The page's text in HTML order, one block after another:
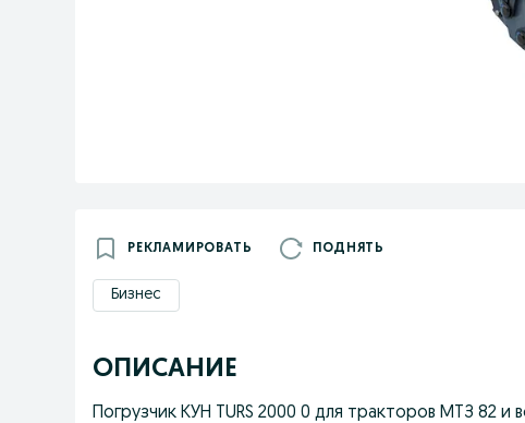
РЕКЛАМИРОВАТЬ ПОДНЯТЬ
Бизнес
ОПИСАНИЕ
Погрузчик КУН TURS 2000 0 для тракторов МТЗ 82